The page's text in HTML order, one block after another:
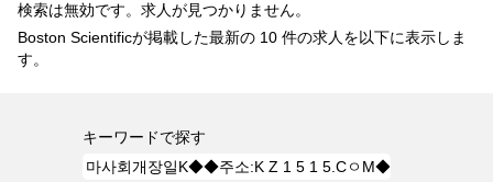
検索は無効です。求人が見つかりません。
Boston Scientificが掲載した最新の 10 件の求人を以下に表示しま
す。
キーワードで探す